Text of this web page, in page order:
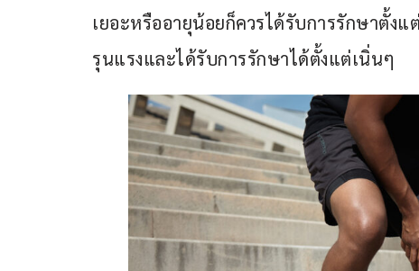
เยอะหรืออายุน้อยก็ควรได้รับการรักษาตั้ง
รุนแรงและได้รับการรักษาได้ตั้งแต่เนิ่นๆ